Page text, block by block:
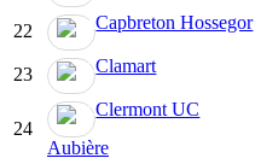
22 Capbreton Hossegor
23 Clamart
24
Clermont UC
Aubière